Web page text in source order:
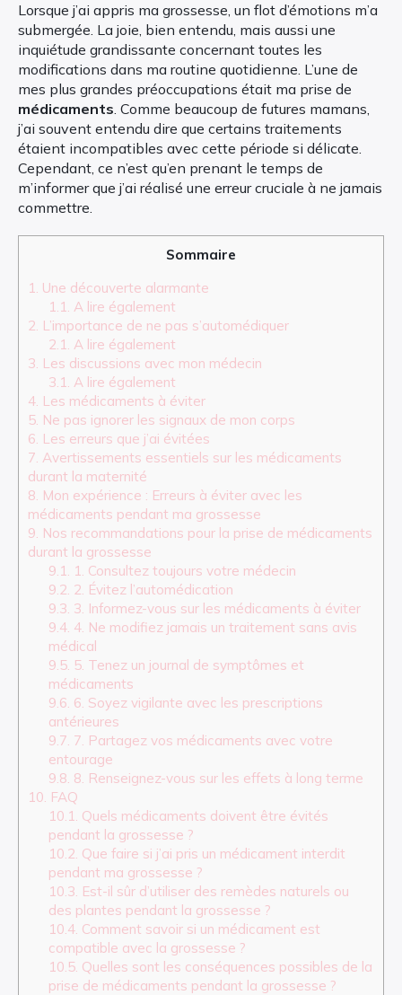
Lorsque j’ai appris ma grossesse, un flot d’émotions m’a
submergée. La joie, bien entendu, mais aussi une
inquiétude grandissante concernant toutes les
modifications dans ma routine quotidienne. L’une de
mes plus grandes préoccupations était ma prise de
médicaments. Comme beaucoup de futures mamans,
j’ai souvent entendu dire que certains traitements
étaient incompatibles avec cette période si délicate.
Cependant, ce n’est qu’en prenant le temps de
m’informer que j’ai réalisé une erreur cruciale à ne jamais
commettre.
Sommaire
1. Une découverte alarmante
1.1. A lire également
2. L’importance de ne pas s’automédiquer
2.1. A lire également
3. Les discussions avec mon médecin
3.1. A lire également
4. Les médicaments à éviter
5. Ne pas ignorer les signaux de mon corps
6. Les erreurs que j’ai évitées
7. Avertissements essentiels sur les médicaments
durant la maternité
8. Mon expérience : Erreurs à éviter avec les
médicaments pendant ma grossesse
9. Nos recommandations pour la prise de médicaments
durant la grossesse
9.1.
1. Consultez toujours votre médecin
9.2. 2. Évitez l’automédication
9.3. 3. Informez-vous sur les médicaments à éviter
9.4. 4. Ne modifiez jamais un traitement sans avis
médical
9.5. 5. Tenez un journal de symptômes et
médicaments
9.6. 6. Soyez vigilante avec les prescriptions
antérieures
9.7. 7. Partagez vos médicaments avec votre
entourage
9.8. 8. Renseignez-vous sur les effets à long terme
10. FAQ
10.1. Quels médicaments doivent être évités
pendant la grossesse ?
10.2. Que faire si j’ai pris un médicament interdit
pendant ma grossesse ?
10.3. Est-il sûr d’utiliser des remèdes naturels ou
des plantes pendant la grossesse ?
10.4. Comment savoir si un médicament est
compatible avec la grossesse ?
10.5. Quelles sont les conséquences possibles de la
prise de médicaments pendant la grossesse ?